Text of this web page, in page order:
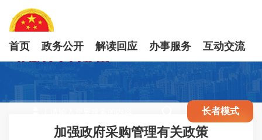
首页 政务公开 解读回应 办事服务 互动交流
长者模式
加强政府采购管理有关政策